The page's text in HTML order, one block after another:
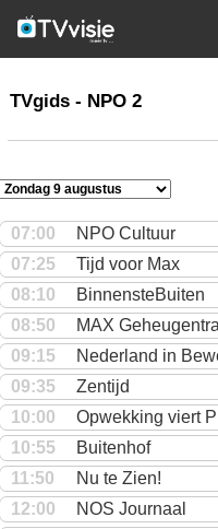
TVgids
TVgids - NPO 2
07:00
NPO Cultuur
07:25
Tijd voor Max
08:10
BinnensteBuiten
08:50
MAX
09:15
Nederland in
09:35
Zentijd
10:00
Opwekking viert
10:55
Buitenhof
11:50
Nu te Zien!
12:00
NOS Journaal